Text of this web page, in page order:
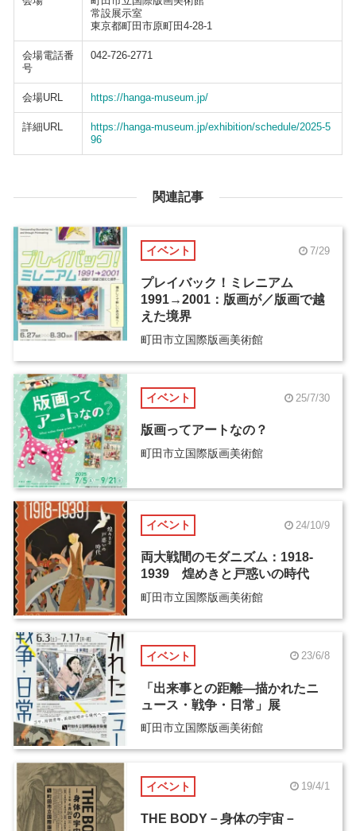
常設展示室
東京都町田市原町田4-28-1
会場電話番
号
042-726-2771
会場URL https://hanga-museum.jp/
詳細URL
https://hanga-museum.jp/exhibition/schedule/2025-5
96
関連記事
イベント 7/29
プレイバック！ミレニアム
1991→2001：版画が／版画で越
えた境界
町田市立国際版画美術館
イベント 25/7/30
版画ってアートなの？
町田市立国際版画美術館
イベント 24/10/9
両大戦間のモダニズム：1918-
1939 煌めきと戸惑いの時代
町田市立国際版画美術館
イベント 23/6/8
「出来事との距離―描かれたニ
ュース・戦争・日常」展
町田市立国際版画美術館
イベント 19/4/1
THE BODY－身体の宇宙－